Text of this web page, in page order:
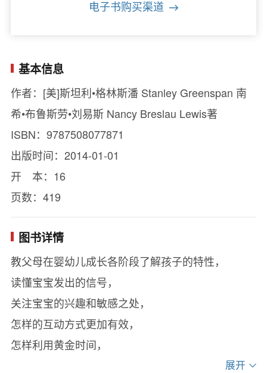
电子书购买渠道
基本信息
作者：[美]斯坦利•格林斯潘 Stanley Greenspan 南
希•布鲁斯劳•刘易斯 Nancy Breslau Lewis著
ISBN：9787508077871
出版时间：2014-01-01
开 本：16
页数：419
图书详情
教父母在婴幼儿成长各阶段了解孩子的特性，
读懂宝宝发出的信号，
关注宝宝的兴趣和敏感之处，
怎样的互动方式更加有效，
怎样利用黄金时间，
展开